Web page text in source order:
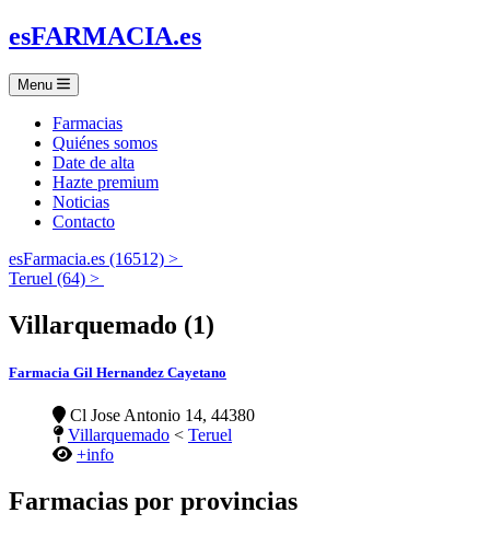
esFARMACIA.es
Menu
Farmacias
Quiénes somos
Date de alta
Hazte premium
Noticias
Contacto
esFarmacia.es (16512) >
Teruel (64) >
Villarquemado (1)
Farmacia Gil Hernandez Cayetano
Cl Jose Antonio 14, 44380
Villarquemado < Teruel
+info
Farmacias por provincias